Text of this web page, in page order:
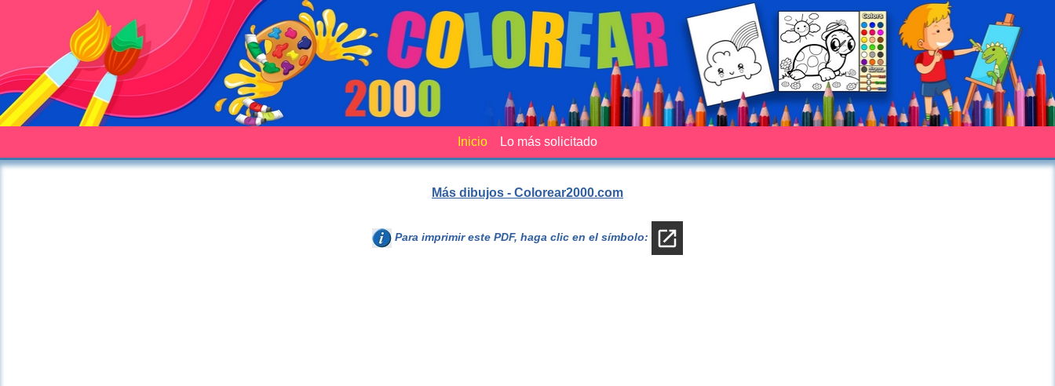
Inicio Lo más solicitado
Más dibujos - Colorear2000.com
Para imprimir este PDF, haga clic en el símbolo: